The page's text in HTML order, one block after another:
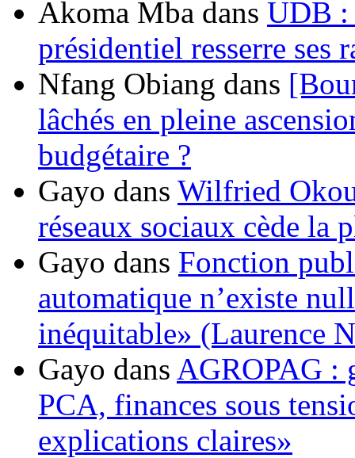
Akoma Mba dans UDB :
présidentiel resserre ses
Nfang Obiang dans
lâchés en pleine
budgétaire ?
Gayo dans Wilfried
réseaux sociaux cède la
Gayo dans Fonction
automatique n’existe
inéquitable» (Laurence
Gayo dans AGROPAG :
PCA, finances sous
explications claires»